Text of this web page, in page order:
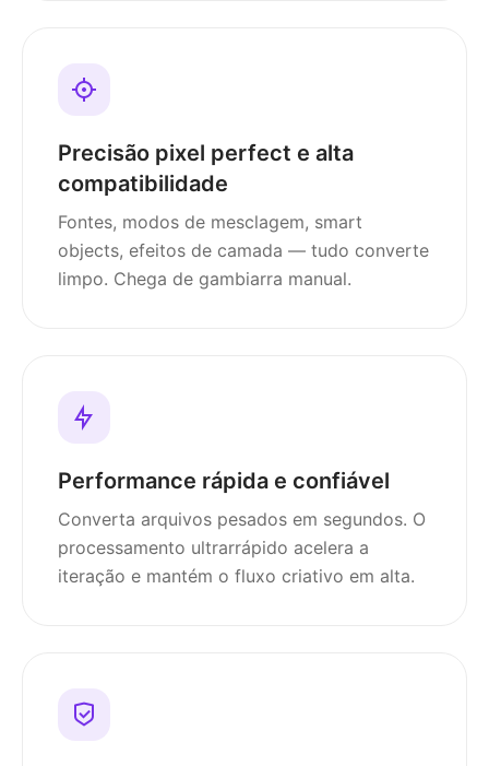
Precisão pixel perfect e alta
compatibilidade
Fontes, modos de mesclagem, smart
objects, efeitos de camada — tudo converte
limpo. Chega de gambiarra manual.
Performance rápida e confiável
Converta arquivos pesados em segundos. O
processamento ultrarrápido acelera a
iteração e mantém o fluxo criativo em alta.